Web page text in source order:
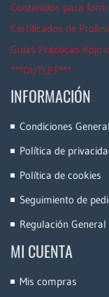
Contenidos para
Certificados de
Guías Prácticas Rojo
***OUTLET***
INFORMACIÓN
Condiciones
Política de
Política de cookies
Seguimiento de
Regulación
MI CUENTA
Mis compras